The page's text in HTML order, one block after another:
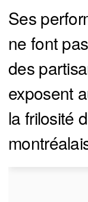
Ses
ne font
des
exposent
la frilosité